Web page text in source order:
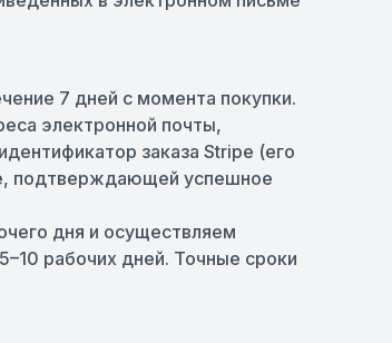
7 дней с момента покупки.
электронной почты,
заказа Stripe (его
подтверждающей успешное
дня и осуществляем
рабочих дней. Точные сроки